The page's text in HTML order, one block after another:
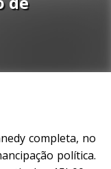
completa, no
política.